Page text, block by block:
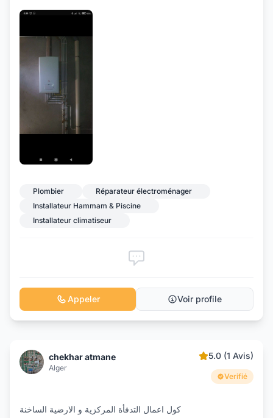
Plombier
Réparateur électroménager
Installateur Hammam & Piscine
Installateur climatiseur
Appeler Voir profile
chekhar atmane
Alger
5.0 (1 Avis)
Verifié
كول اعمال التدفأة المركزية و الارضية الساخنة